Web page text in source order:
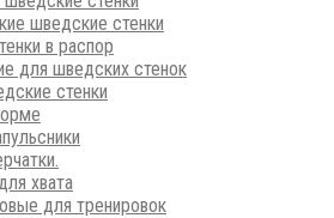
шведские стенки
в распор
для шведских стенок
стенки
хвата
для тренировок